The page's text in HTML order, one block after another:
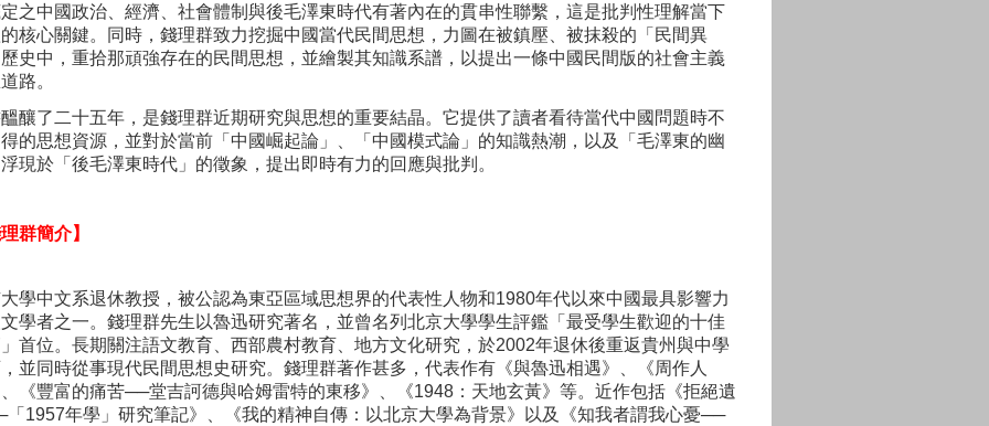
之中國政治、經濟、 社會體制與後毛澤東時代有著內在的貫串性聯繫， 這是批判性理解當下
核心關鍵。同時， 錢理群致力挖掘中國當代民間思想，力圖在被鎮壓、被抹殺的「 民間異
史中，重拾那頑強存在的民間思想， 並繪製其知識系譜，以提出一條中國民間版的社會主義
路。
釀了二十五年，是錢理群近期研究與思想的重要結晶。它提供了讀者看待當代中國問題時不
的思想資源，並對於當前「中國崛起論」、「中國模式論」的知識熱潮，以及「毛澤東的幽
現於「後毛澤東時代」的徵象，提出即時有力的回應與批判。
群簡介】
學中文系退休教授，被公認為東亞區域思想界的代表性人物和1980年代以來中國最具影響力
學者之一。 錢理群先生以魯迅研究著名，並曾名列北京大學學生評鑑「 最受學生歡迎的十佳
首位。長期關注語文教育、 西部農村教育、地方文化研究，於2002年退休後重返貴州與中學
並同時從事現代民間思想史研究。 錢理群著作甚多，代表作有《與魯迅相遇》、《周作人
《豐富的痛苦──堂吉訶德與哈姆雷特的東移》、《1948： 天地玄黃》等。近作包括《拒絕遺
1957年學」 研究筆記》、《我的精神自傳：以北京大學為背景》以及《知我者謂我心憂──